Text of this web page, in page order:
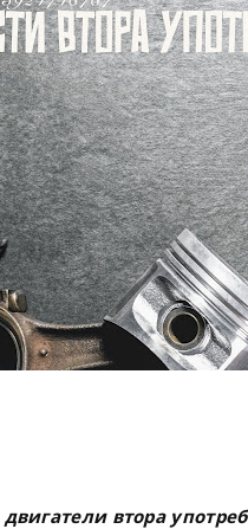
двигатели втора